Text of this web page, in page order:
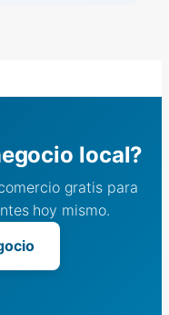
local?
gratis para
hoy mismo.